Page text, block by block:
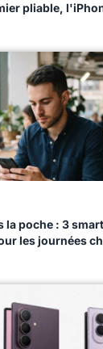
pliable,
la poche : 3
les journées